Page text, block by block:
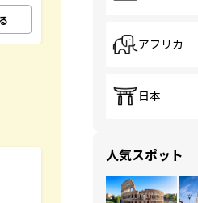
アフリカ
日本
人気スポット